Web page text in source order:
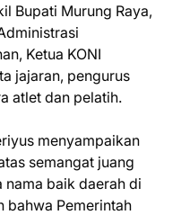
Bupati Murung Raya,
Ketua KONI
jajaran, pengurus
atlet dan pelatih.
menyampaikan
semangat juang
nama baik daerah di
bahwa Pemerintah